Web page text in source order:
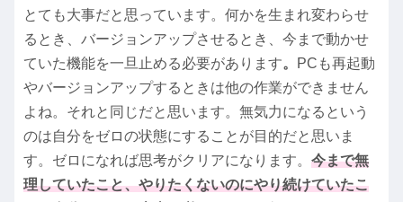
とても大事だと思っています。何かを生まれ変わらせ
るとき、バージョンアップさせるとき、今まで動かせ
ていた機能を一旦止める必要があります。
PCも再起動
やバージョンアップするときは他の作業ができません
よね。それと同じだと思います。無気力になるという
のは自分をゼロの状態にすることが目的だと思いま
す。ゼロになれば思考がクリアになります。 今まで無
理していたこと、やりたくないのにやり続けていたこ